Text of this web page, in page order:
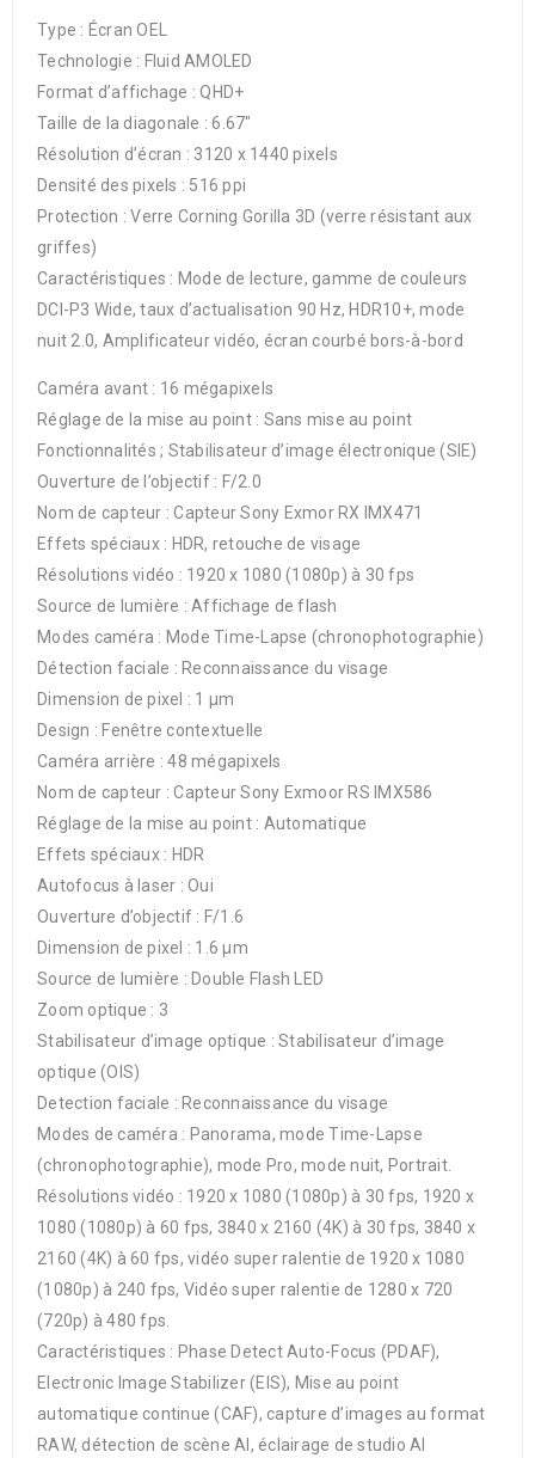
Type : Écran OEL
Technologie : Fluid AMOLED
Format d’affichage : QHD+
Taille de la diagonale : 6.67″
Résolution d’écran : 3120 x 1440 pixels
Densité des pixels : 516 ppi
Protection : Verre Corning Gorilla 3D (verre résistant aux
griffes)
Caractéristiques : Mode de lecture, gamme de couleurs
DCI-P3 Wide, taux d’actualisation 90 Hz, HDR10+, mode
nuit 2.0, Amplificateur vidéo, écran courbé bors-à-bord
Caméra avant : 16 mégapixels
Réglage de la mise au point : Sans mise au point
Fonctionnalités ; Stabilisateur d’image électronique (SIE)
Ouverture de l’objectif : F/2.0
Nom de capteur : Capteur Sony Exmor RX IMX471
Effets spéciaux : HDR, retouche de visage
Résolutions vidéo : 1920 x 1080 (1080p) à 30 fps
Source de lumière : Affichage de flash
Modes caméra : Mode Time-Lapse (chronophotographie)
Détection faciale : Reconnaissance du visage
Dimension de pixel : 1 µm
Design : Fenêtre contextuelle
Caméra arrière : 48 mégapixels
Nom de capteur : Capteur Sony Exmoor RS IMX586
Réglage de la mise au point : Automatique
Effets spéciaux : HDR
Autofocus à laser : Oui
Ouverture d’objectif : F/1.6
Dimension de pixel : 1.6 µm
Source de lumière : Double Flash LED
Zoom optique : 3
Stabilisateur d’image optique : Stabilisateur d’image
optique (OIS)
Detection faciale : Reconnaissance du visage
Modes de caméra : Panorama, mode Time-Lapse
(chronophotographie), mode Pro, mode nuit, Portrait.
Résolutions vidéo : 1920 x 1080 (1080p) à 30 fps, 1920 x
1080 (1080p) à 60 fps, 3840 x 2160 (4K) à 30 fps, 3840 x
2160 (4K) à 60 fps, vidéo super ralentie de 1920 x 1080
(1080p) à 240 fps, Vidéo super ralentie de 1280 x 720
(720p) à 480 fps.
Caractéristiques : Phase Detect Auto-Focus (PDAF),
Electronic Image Stabilizer (EIS), Mise au point
automatique continue (CAF), capture d’images au format
RAW, détection de scène AI, éclairage de studio AI